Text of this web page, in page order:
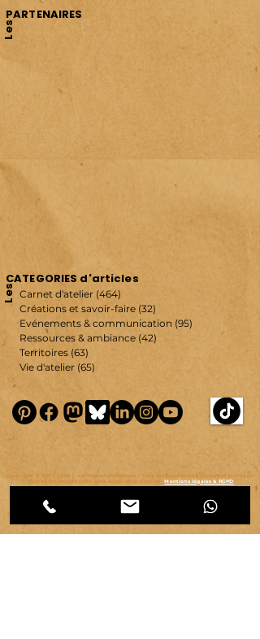
Les
PARTENAIRES
Carnet d'atelier (464)
Créations et savoir-faire (32)
Evénements & communication (95)
Ressources & ambiance (42)
Territoires (63)
Vie d'atelier (65)
Les
CATEGORIES d'articles
copyright © 2007-2026 | véronique chambeau | Tous droits réservés–Contenus protégés–
Reproduction interdite sans autorisation écrite.Mentions légales & RGPD